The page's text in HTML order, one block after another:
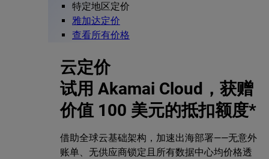
特定地区定价
雅加达定价
查看所有价格
云定价
试用 Akamai Cloud，获赠
价值 100 美元的抵扣额度*
借助全球云基础架构，加速出海部署——无意外
账单、无供应商锁定且所有数据中心均价格透